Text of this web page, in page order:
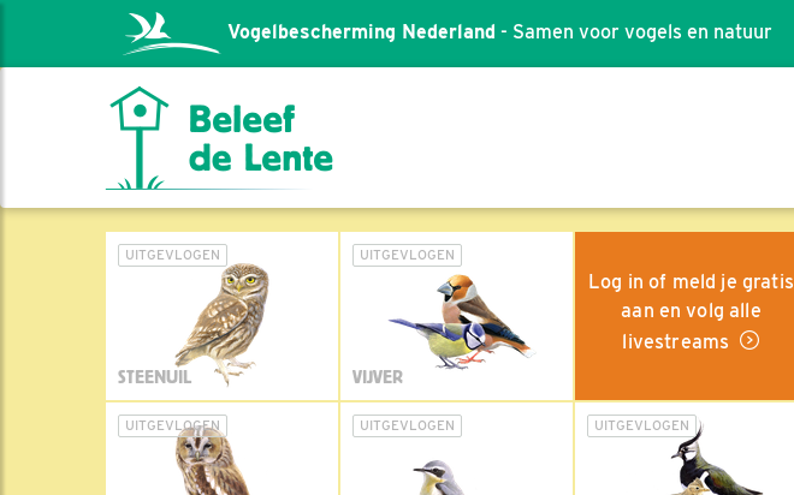
Vogelbescherming Nederland - Samen voor vogels en natuur
UITGEVLOGEN
STEENUIL
UITGEVLOGEN
VIJVER
Log in of meld je gratis
aan en volg alle
livestreams
UITGEVLOGEN UITGEVLOGEN UITGEVLOGEN